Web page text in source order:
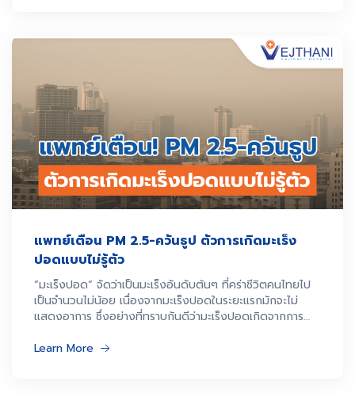
แพทย์เตือน PM 2.5-ควันธูป ตัวการเกิดมะเร็ง
ปอดแบบไม่รู้ตัว
“มะเร็งปอด” จัดว่าเป็นมะเร็งอันดับต้นๆ ที่คร่าชีวิตคนไทยไป
เป็นจำนวนไม่น้อย เนื่องจากมะเร็งปอดในระยะแรกมักจะไม่
แสดงอาการ ซึ่งอย่างที่ทราบกันดีว่ามะเร็งปอดเกิดจากการ
เช่นกัน โดยมีปัจจัยดังนี้
Learn More